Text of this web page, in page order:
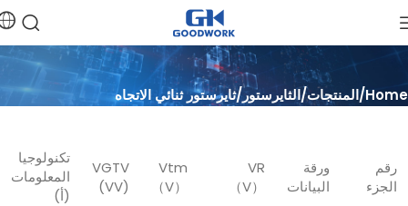
Home المنتجات الثايرستور ثايرستور ثنائي الاتجاه
رقم
الجزء
ورقة
البيانات
VR
（V）
Vtm
（V）
VGTV
(VV)
تكنولوجيا
المعلومات
(أ)